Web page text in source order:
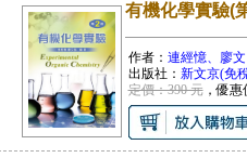
有機化學實驗(
作者： 連經憶、廖
出版社： 新文京(免
定價：390 元，優惠